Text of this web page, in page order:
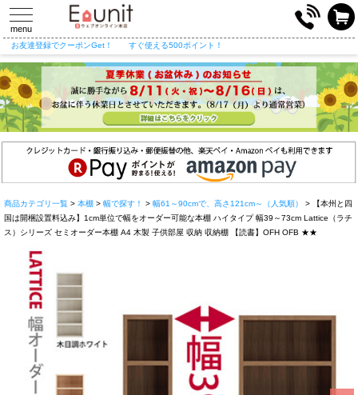
toggle
navigation
menu
お友達登録でクーポンGet！ すぐ使える500ポイント！
商品カテゴリ一覧 > 本棚 > 幅で探す！ > 幅61～90cmで、高さ121cm～（人気順）
> 【本州と四
国は開梱設置料込み】1cm単位で幅をオーダー可能な本棚 ハイタイプ 幅39～73cm Lattice（ラチ
ス）シリーズ セミオーダー本棚 A4 木製 子供部屋 収納 収納棚 【読書】OFH OFB ★★